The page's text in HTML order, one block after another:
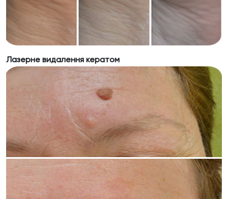
Лазерне видалення кератом